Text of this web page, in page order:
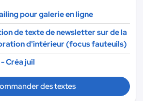
pour galerie en ligne
de texte de newsletter sur de la
d'intérieur (focus fauteuils)
Créa juil
des textes